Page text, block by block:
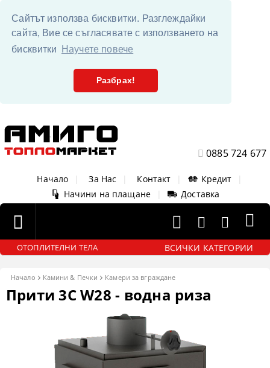
Сайтът използва бисквитки. Разглеждайки
сайта, Вие се съгласявате с използването на
бисквитки
Научете повече
Разбрах!
0885 724 677
Начало За Нас Контакт Кредит
Начини на плащане
Доставка
ОТОПЛИТЕЛНИ ТЕЛА ВСИЧКИ КАТЕГОРИИ
Начало Камини & Печки Камери за вграждане
Прити 3C W28 - водна риза